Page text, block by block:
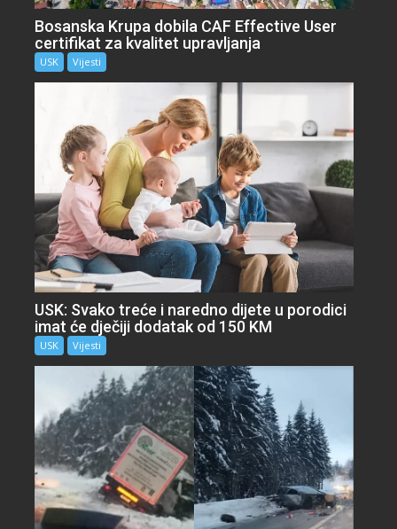
Bosanska Krupa dobila CAF Effective User
certifikat za kvalitet upravljanja
USK Vijesti
USK: Svako treće i naredno dijete u porodici
imat će dječiji dodatak od 150 KM
USK Vijesti